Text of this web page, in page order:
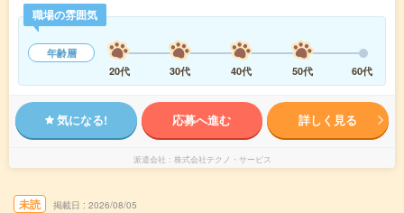
職場の雰囲気
年齢層
20代
30代 40代 50代 60代
気になる! 応募へ進む 詳しく見る
派遣会社 株式会社テクノ・サービス
未読 掲載日 2026/08/05